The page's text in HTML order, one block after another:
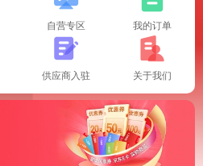
自营专区 我的订单
供应商入驻 关于我们